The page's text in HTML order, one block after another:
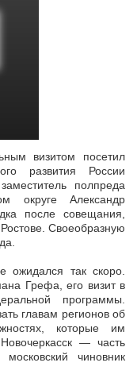
визитом посетил
развития России
полпреда
округеАлександр
после совещания,
Своеобразную
ожидался так скоро.
Грефа, его визит в
программы.
главам регионов об
которые им
— часть
чиновник